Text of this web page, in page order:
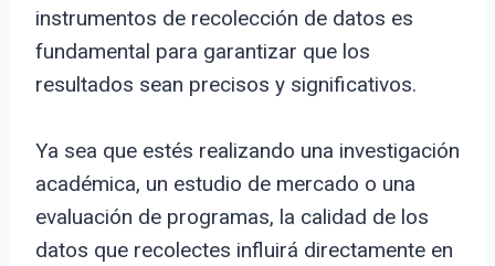
instrumentos de recolección de datos es
fundamental para garantizar que los
resultados sean precisos y significativos.
Ya sea que estés realizando una investigación
académica, un estudio de mercado o una
evaluación de programas, la calidad de los
datos que recolectes influirá directamente en